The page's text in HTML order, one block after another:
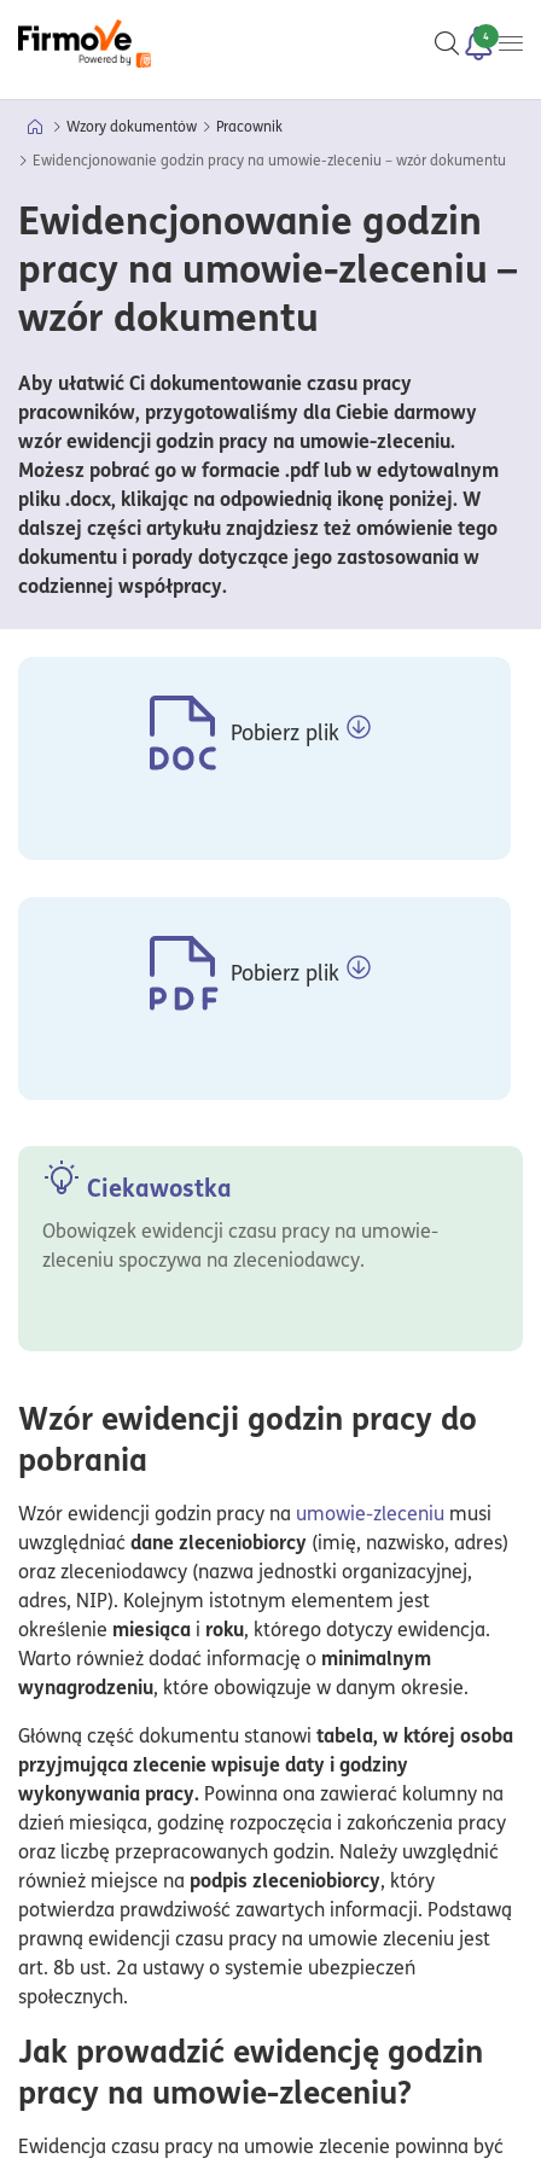
4
Wzory dokumentów
Pracownik
Ewidencjonowanie godzin pracy na umowie-zleceniu – wzór dokumentu
Ewidencjonowanie godzin
pracy na umowie-zleceniu –
wzór dokumentu
Aby ułatwić Ci dokumentowanie czasu pracy
pracowników, przygotowaliśmy dla Ciebie darmowy
wzór ewidencji godzin pracy na umowie-zleceniu.
Możesz pobrać go w formacie .pdf lub w edytowalnym
pliku .docx, klikając na odpowiednią ikonę poniżej. W
dalszej części artykułu znajdziesz też omówienie tego
dokumentu i porady dotyczące jego zastosowania w
codziennej współpracy.
Pobierz plik
Pobierz plik
Ciekawostka
Obowiązek ewidencji czasu pracy na umowie-
zleceniu spoczywa na zleceniodawcy.
Wzór ewidencji godzin pracy do
pobrania
Wzór ewidencji godzin pracy na umowie-zleceniu musi
uwzględniaćdane zleceniobiorcy (imię, nazwisko, adres)
oraz zleceniodawcy (nazwa jednostki organizacyjnej,
adres, NIP). Kolejnym istotnym elementem jest
określenie miesiąca i roku, którego dotyczy ewidencja.
Warto również dodać informację o minimalnym
wynagrodzeniu, które obowiązuje w danym okresie.
Główną część dokumentu stanowi tabela, w której osoba
przyjmująca zlecenie wpisuje daty i godziny
wykonywania pracy. Powinna ona zawierać kolumny na
dzień miesiąca, godzinę rozpoczęcia i zakończenia pracy
oraz liczbę przepracowanych godzin. Należy uwzględnić
również miejsce na podpis zleceniobiorcy, który
potwierdza prawdziwość zawartych informacji. Podstawą
prawną ewidencji czasu pracy na umowie zleceniu jest
art. 8b ust. 2a ustawy o systemie ubezpieczeń
społecznych.
Jak prowadzić ewidencję godzin
pracy na umowie-zleceniu?
Ewidencja czasu pracy na umowie zlecenie powinna być